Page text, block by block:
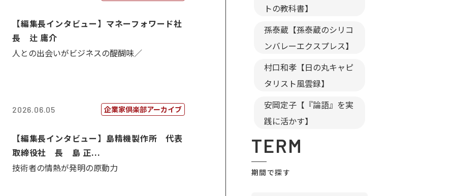
【編集長インタビュー】マネーフォワード社
長 辻 庸介
人との出会いがビジネスの醍醐味／
2026.06.05 企業家倶楽部アーカイブ
【編集長インタビュー】島精機製作所 代表
取締役社 長 島 正...
技術者の情熱が発明の原動力
トの教科書】
孫泰蔵【孫泰蔵のシリコ
ンバレーエクスプレス】
村口和孝【日の丸キャピ
タリスト風雲録】
安岡定子【『論語』を実
践に活かす】
TERM
期間で探す